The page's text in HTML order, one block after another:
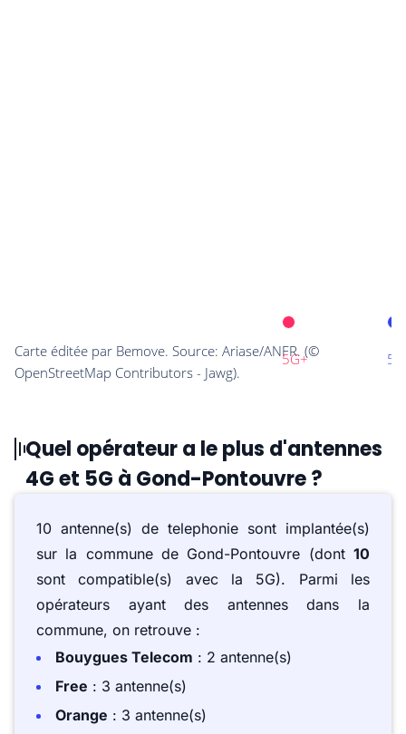
Quel opérateur a le plus d'antennes
4G et 5G à Gond-Pontouvre ?
10 antenne(s) de telephonie sont implantée(s)
sur la commune de Gond-Pontouvre (dont 10
sont compatible(s) avec la 5G). Parmi les
opérateurs ayant des antennes dans la
commune, on retrouve :
Bouygues Telecom : 2 antenne(s)
Free : 3 antenne(s)
Orange : 3 antenne(s)